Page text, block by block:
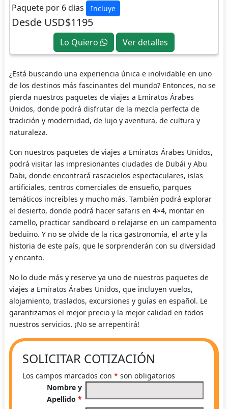
Paquete por 6 dias Incluye
Desde USD$1195
Lo Quiero Ver detalles
¿Está buscando una experiencia única e inolvidable en uno
de los destinos más fascinantes del mundo? Entonces, no se
pierda nuestros paquetes de viajes a Emiratos Árabes
Unidos, donde podrá disfrutar de la mezcla perfecta de
tradición y modernidad, de lujo y aventura, de cultura y
naturaleza.
Con nuestros paquetes de viajes a Emiratos Árabes Unidos,
podrá visitar las impresionantes ciudades de Dubái y Abu
Dabi, donde encontrará rascacielos espectaculares, islas
artificiales, centros comerciales de ensueño, parques
temáticos increíbles y mucho más. También podrá explorar
el desierto, donde podrá hacer safaris en 4×4, montar en
camello, practicar sandboard o relajarse en un campamento
beduino. Y no se olvide de la rica gastronomía, el arte y la
historia de este país, que le sorprenderán con su diversidad
y encanto.
No lo dude más y reserve ya uno de nuestros paquetes de
viajes a Emiratos Árabes Unidos, que incluyen vuelos,
alojamiento, traslados, excursiones y guías en español. Le
garantizamos el mejor precio y la mejor calidad en todos
nuestros servicios. ¡No se arrepentirá!
SOLICITAR COTIZACIÓN
Los campos marcados con * son obligatorios
Nombre y
Apellido*